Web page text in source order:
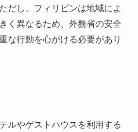
だし、フィリピンは地域によ
く異なるため、外務省の安全
な行動を心がける必要があり
ルやゲストハウスを利用する